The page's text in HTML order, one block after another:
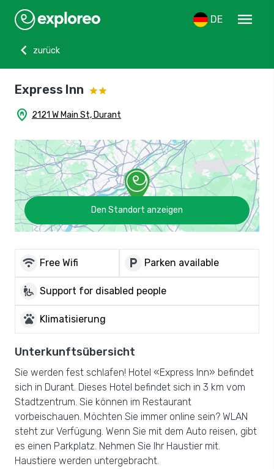
DE
menu
chevron_left
zurück
Express Inn
home_pin 2121 W Main St, Durant
Den Standort anzeigen
wifi Free Wifi local_parking Parken available
wheelchair_pickup Support for disabled people
pets Klimatisierung
Unterkunftsübersicht
Sie werden fest schlafen! Hotel «Express Inn» befindet
sich in Durant. Dieses Hotel befindet sich in 3 km vom
Stadtzentrum. Sie können im Restaurant
vorbeischauen. Möchten Sie immer online sein? WLAN
steht zur Verfügung. Wenn Sie mit dem Auto reisen, gibt
es einen Parkplatz. Nehmen Sie Ihr Haustier mit.
Haustiere werden untergebracht.